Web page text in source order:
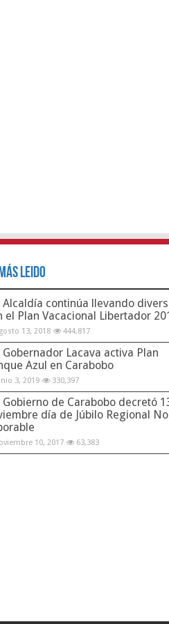
Leido
Alcaldía continúa llevando
el Plan Vacacional Libertador
13, 2018 444,817
Gobernador Lacava activa Plan
Azul en Carabobo
3, 2019 330,397
Gobierno de Carabobo decretó
día de Júbilo Regional No
10, 2017 63,383